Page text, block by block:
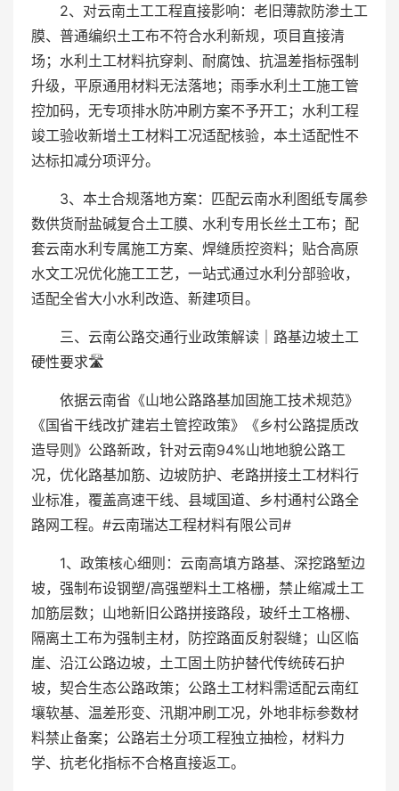
2、对云南土工工程直接影响：老旧薄款防渗土工
膜、普通编织土工布不符合水利新规，项目直接清
场；水利土工材料抗穿刺、耐腐蚀、抗温差指标强制
升级，平原通用材料无法落地；雨季水利土工施工管
控加码，无专项排水防冲刷方案不予开工；水利工程
竣工验收新增土工材料工况适配核验，本土适配性不
达标扣减分项评分。
3、本土合规落地方案：匹配云南水利图纸专属参
数供货耐盐碱复合土工膜、水利专用长丝土工布；配
套云南水利专属施工方案、焊缝质控资料；贴合高原
水文工况优化施工工艺，一站式通过水利分部验收，
适配全省大小水利改造、新建项目。
三、云南公路交通行业政策解读｜路基边坡土工
硬性要求🛣️
依据云南省《山地公路路基加固施工技术规范》
《国省干线改扩建岩土管控政策》《乡村公路提质改
造导则》公路新政，针对云南94%山地地貌公路工
况，优化路基加筋、边坡防护、老路拼接土工材料行
业标准，覆盖高速干线、县域国道、乡村通村公路全
路网工程。#云南瑞达工程材料有限公司#
1、政策核心细则：云南高填方路基、深挖路堑边
坡，强制布设钢塑/高强塑料土工格栅，禁止缩减土工
加筋层数；山地新旧公路拼接路段，玻纤土工格栅、
隔离土工布为强制主材，防控路面反射裂缝；山区临
崖、沿江公路边坡，土工固土防护替代传统砖石护
坡，契合生态公路政策；公路土工材料需适配云南红
壤软基、温差形变、汛期冲刷工况，外地非标参数材
料禁止备案；公路岩土分项工程独立抽检，材料力
学、抗老化指标不合格直接返工。